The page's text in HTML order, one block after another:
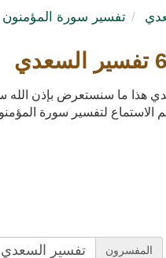
تفسير سورة المؤمنون
6 بواسطة تفسير السعدي هذا ما سنستعرض
المفسرون